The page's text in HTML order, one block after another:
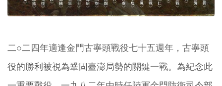
二○二四年適逢金門古寧頭戰役七十五週年，古寧頭
役的勝利被視為鞏固臺澎局勢的關鍵一戰。為紀念此